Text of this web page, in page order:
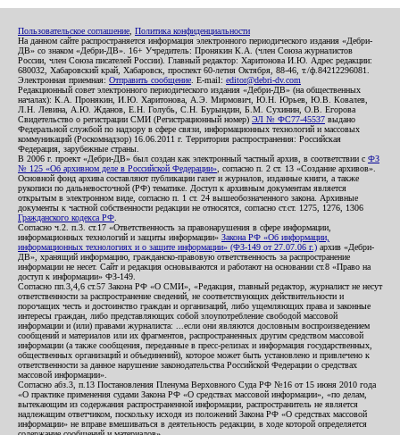
Пользовательское соглашение Политика конфиденциальности
На данном сайте распространяется информация электронного периодического издания «Дебри-
ДВ» со знаком «Дебри-ДВ». 16+ Учредитель: Пронякин К.А. (член Союза журналистов
России, член Союза писателей России). Главный редактор: Харитонова И.Ю. Адрес редакции:
680032, Хабаровский край, Хабаровск, проспект 60-летия Октября, 88-46, т./ф.84212296081.
Электронная приемная: Отправить сообщение . E-mail: editor@debri-dv.com
Редакционный совет электронного периодического издания «Дебри-ДВ» (на общественных
началах): К.А. Пронякин, И.Ю. Харитонова, А.Э. Мирмович, Ю.Н. Юрьев, Ю.В. Ковалев,
Л.Н. Левина, А.Ю. Жданов, Е.Н. Голубь, С.Н. Бурындин, Б.М. Сухинин, О.В. Егорова
Свидетельство о регистрации СМИ (Регистрационный номер) ЭЛ № ФС77-45537 выдано
Федеральной службой по надзору в сфере связи, информационных технологий и массовых
коммуникаций (Роскомнадзор) 16.06.2011 г. Территория распространения: Российская
Федерация, зарубежные страны.
В 2006 г. проект «Дебри-ДВ» был создан как электронный частный архив, в соответствии с ФЗ
№ 125 «Об архивном деле в Российской Федерации» , согласно п. 2 ст. 13 «Создание архивов».
Основной фонд архива составляют публикации газет и журналов, изданные книги, а также
рукописи по дальневосточной (РФ) тематике. Доступ к архивным документам является
открытым в электронном виде, согласно п. 1 ст. 24 вышеобозначенного закона. Архивные
документы к частной собственности редакции не относятся, согласно ст.ст. 1275, 1276, 1306
Гражданского кодекса РФ
Согласно ч.2. п.3. ст.17 «Ответственность за правонарушения в сфере информации,
информационных технологий и защиты информации» Закона РФ «Об информации,
информационных технологиях и о защите информации» (ФЗ-149 от 27.07.06 г.) архив «Дебри-
ДВ», хранящий информацию, гражданско-правовую ответственность за распространение
информации не несет. Сайт и редакция основываются и работают на основании ст.8 «Право на
доступ к информации» ФЗ-149.
Согласно пп.3,4,6 ст.57 Закона РФ «О СМИ», «Редакция, главный редактор, журналист не несут
ответственности за распространение сведений, не соответствующих действительности и
порочащих честь и достоинство граждан и организаций, либо ущемляющих права и законные
интересы граждан, либо представляющих собой злоупотребление свободой массовой
информации и (или) правами журналиста: ...если они являются дословным воспроизведением
сообщений и материалов или их фрагментов, распространенных другим средством массовой
информации (а также сообщения, переданные в пресс-релизах и информация государственных,
общественных организаций и объединений), которое может быть установлено и привлечено к
ответственности за данное нарушение законодательства Российской Федерации о средствах
массовой информации».
Согласно абз.3, п.13 Постановления Пленума Верховного Суда РФ №16 от 15 июня 2010 года
«О практике применения судами Закона РФ «О средствах массовой информации», «по делам,
вытекающим из содержания распространенной информации, распространитель не является
надлежащим ответчиком, поскольку исходя из положений Закона РФ «О средствах массовой
информации» не вправе вмешиваться в деятельность редакции, в ходе которой определяется